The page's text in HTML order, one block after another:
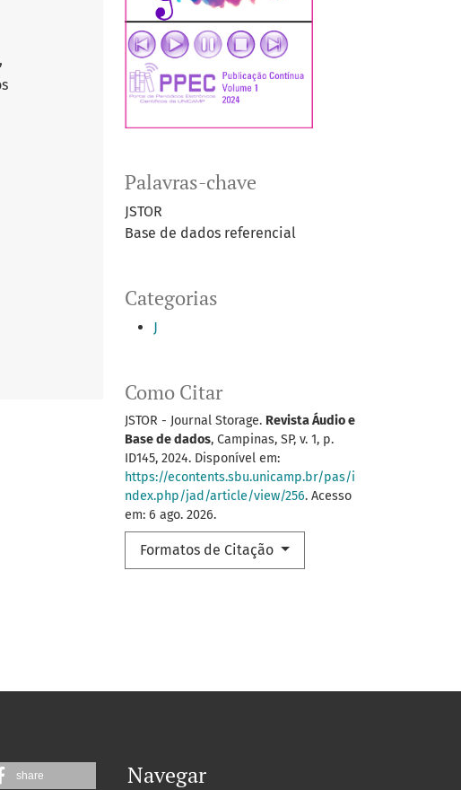
Palavras-chave
JSTOR
Base de dados referencial
Categorias
J
Como Citar
JSTOR - Journal Storage. Revista Áudio e
Base de dados, Campinas, SP, v. 1, p.
ID145, 2024. Disponível em:
https://econtents.sbu.unicamp.br/pas/i
ndex.php/jad/article/view/256. Acesso
em: 6 ago. 2026.
Formatos de Citação
share Navegar